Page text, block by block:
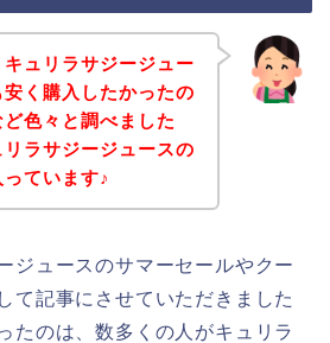
ュリラサジージュー
く購入したかったの
色々と調べました
ラサジージュースの
ています♪
ジュースのサマーセールやクー
て記事にさせていただきました
たのは、数多くの人がキュリラ